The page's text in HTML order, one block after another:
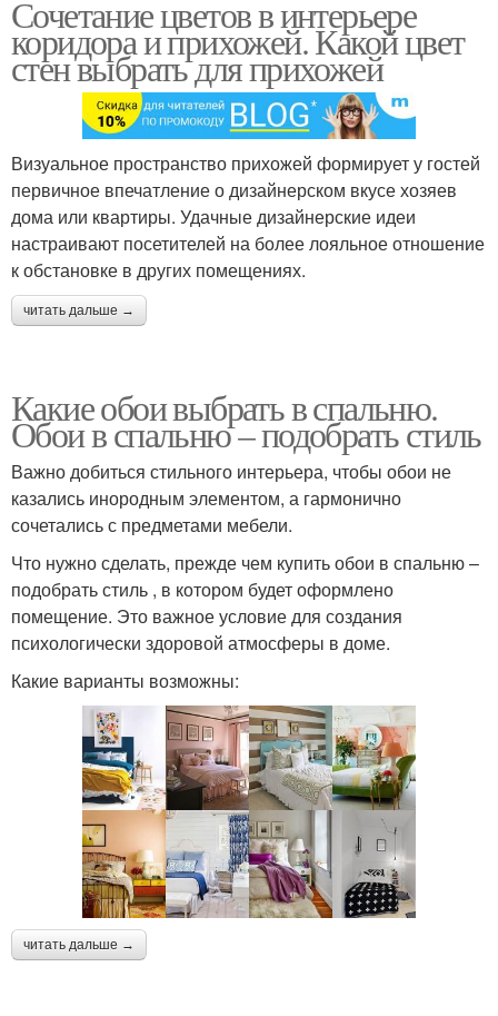
Сочетание цветов в интерьере
коридора и прихожей. Какой цвет
стен выбрать для прихожей
Визуальное пространство прихожей формирует у гостей
первичное впечатление о дизайнерском вкусе хозяев
дома или квартиры. Удачные дизайнерские идеи
настраивают посетителей на более лояльное отношение
к обстановке в других помещениях.
читать дальше →
Какие обои выбрать в спальню.
Обои в спальню – подобрать стиль
Важно добиться стильного интерьера, чтобы обои не
казались инородным элементом, а гармонично
сочетались с предметами мебели.
Что нужно сделать, прежде чем купить обои в спальню –
подобрать стиль , в котором будет оформлено
помещение. Это важное условие для создания
психологически здоровой атмосферы в доме.
Какие варианты возможны:
читать дальше →